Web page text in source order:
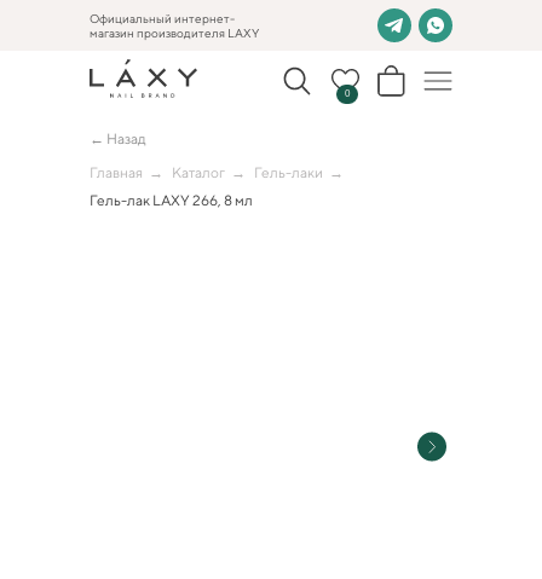
Официальный интернет-
магазин производителя LAXY
0
← Назад
Главная → Каталог → Гель-лаки →
Гель-лак LAXY 266, 8 мл